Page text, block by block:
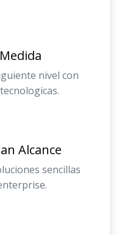
nivel con
Alcance
sencillas